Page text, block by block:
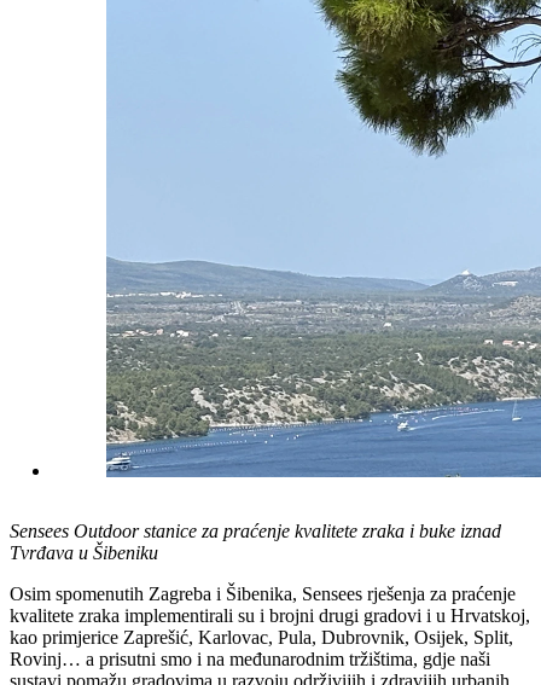
Sensees Outdoor stanice za praćenje kvalitete zraka i buke iznad
Tvrđava u Šibeniku
Osim spomenutih Zagreba i Šibenika, Sensees rješenja za praćenje
kvalitete zraka implementirali su i brojni drugi gradovi i u Hrvatskoj,
kao primjerice Zaprešić, Karlovac, Pula, Dubrovnik, Osijek, Split,
Rovinj… a prisutni smo i na međunarodnim tržištima, gdje naši